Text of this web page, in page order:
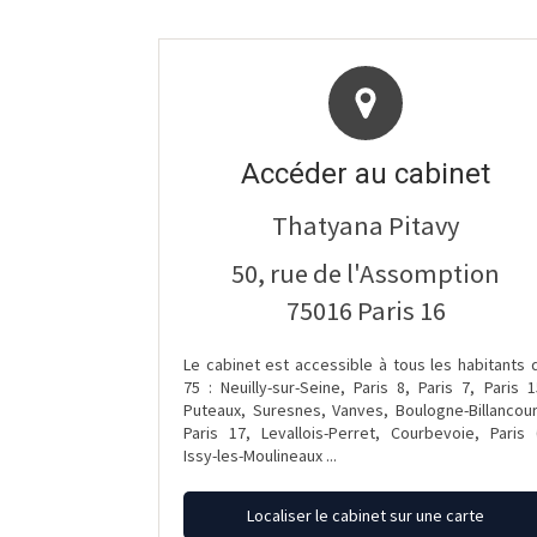
Accéder au cabinet
Thatyana Pitavy
50, rue de l'Assomption
75016 Paris 16
Le cabinet est accessible à tous les habitants
75 : Neuilly-sur-Seine, Paris 8, Paris 7, Paris
Puteaux, Suresnes, Vanves, Boulogne-
Paris 17, Levallois-Perret, Courbevoie, Paris
Issy-les-Moulineaux ...
Localiser le cabinet sur une carte